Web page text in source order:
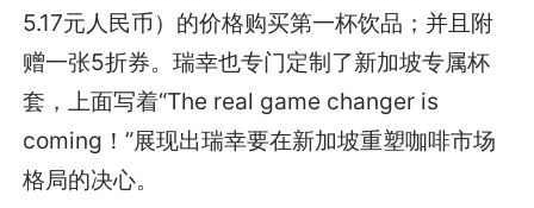
5.17元人民币）的价格购买第一杯饮品；并且附
赠一张5折券。瑞幸也专门定制了新加坡专属杯
套，上面写着“The real game changer is
coming！”展现出瑞幸要在新加坡重塑咖啡市场
格局的决心。